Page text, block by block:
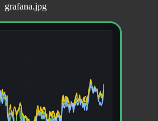
grafana.jpg